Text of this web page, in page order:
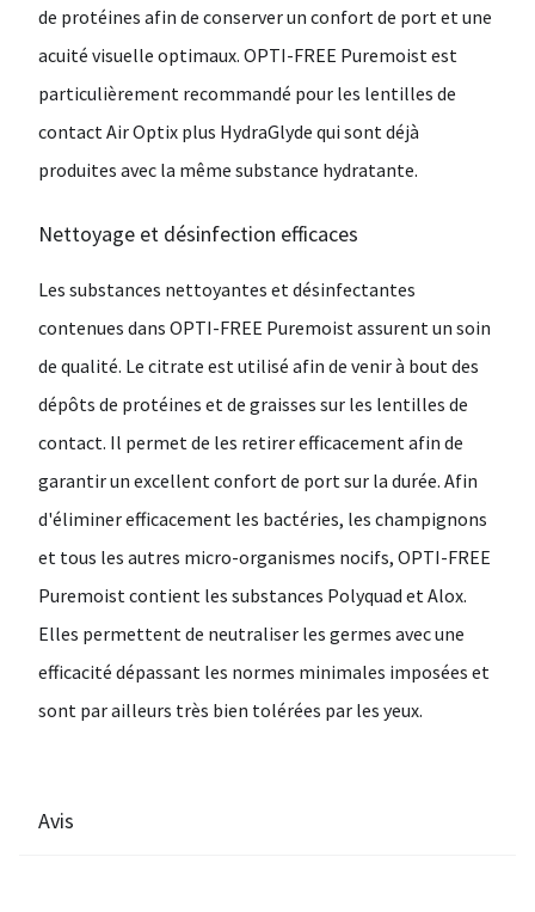
de protéines afin de conserver un confort de port et une
acuité visuelle optimaux. OPTI-FREE Puremoist est
particulièrement recommandé pour les lentilles de
contact Air Optix plus HydraGlyde qui sont déjà
produites avec la même substance hydratante.
Nettoyage et désinfection efficaces
Les substances nettoyantes et désinfectantes
contenues dans OPTI-FREE Puremoist assurent un soin
de qualité. Le citrate est utilisé afin de venir à bout des
dépôts de protéines et de graisses sur les lentilles de
contact. Il permet de les retirer efficacement afin de
garantir un excellent confort de port sur la durée. Afin
d'éliminer efficacement les bactéries, les champignons
et tous les autres micro-organismes nocifs, OPTI-FREE
Puremoist contient les substances Polyquad et Alox.
Elles permettent de neutraliser les germes avec une
efficacité dépassant les normes minimales imposées et
sont par ailleurs très bien tolérées par les yeux.
Avis